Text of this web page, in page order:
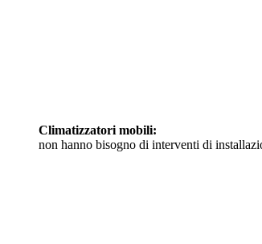
Climatizzatori mobili:
non hanno bisogno di interventi di